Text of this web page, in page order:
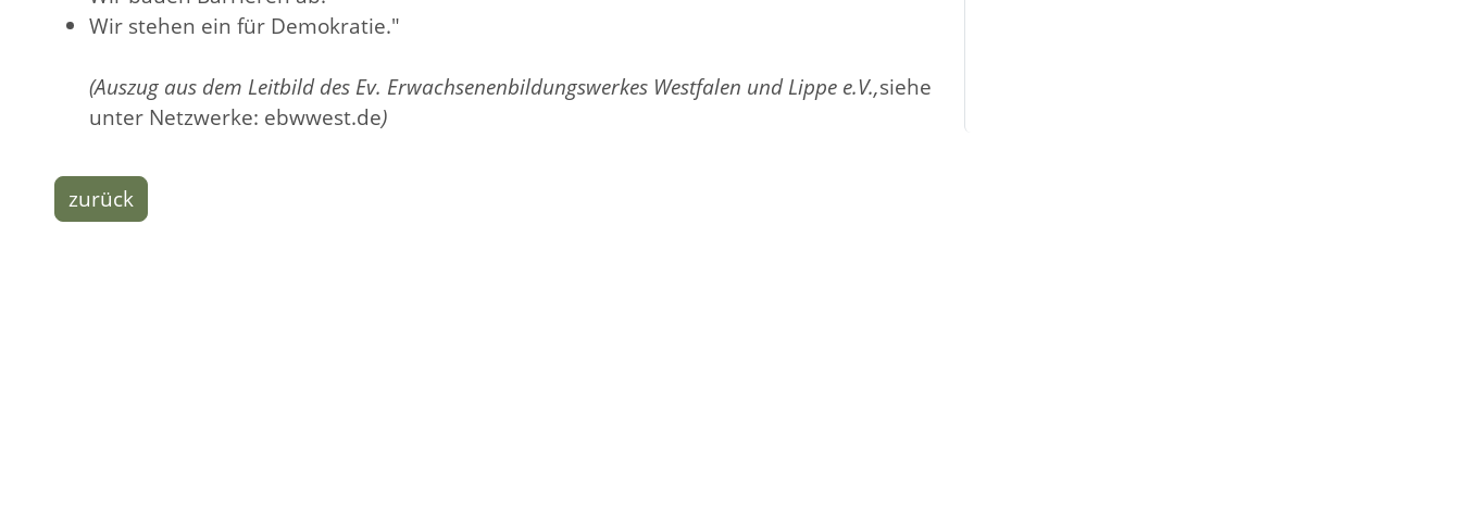
Wir stehen ein für Demokratie."
(Auszug aus dem Leitbild des Ev. Erwachsenenbildungswerkes Westfalen und Lippe e.V.,siehe
unter Netzwerke: ebwwest.de)
zurück